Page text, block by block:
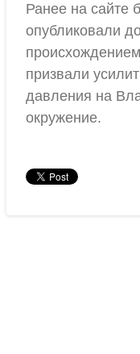
Ранее на сайте
опубликовали
призвали
давления на
окружение.